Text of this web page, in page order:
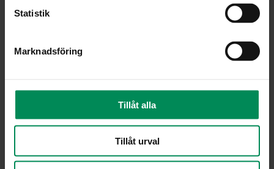
Statistik
Marknadsföring
Tillåt alla
Tillåt urval